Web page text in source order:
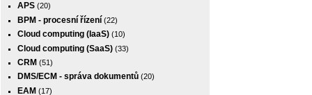
APS (20)
BPM - procesní řízení (22)
Cloud computing (IaaS) (10)
Cloud computing (SaaS) (33)
CRM (51)
DMS/ECM - správa dokumentů (20)
EAM (17)